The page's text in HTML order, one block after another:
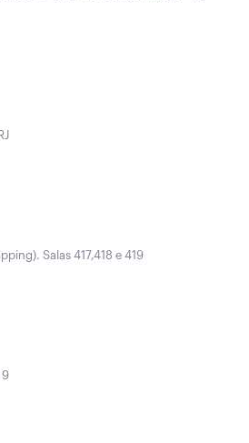
Salas 417,418 e 419
9